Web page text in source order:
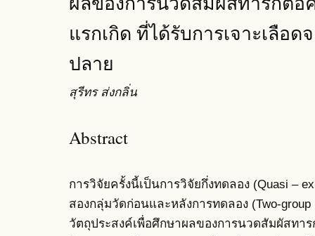
แรกเกิด ที่ได้รับการเจาะเลือ
ปลาย
สุรีทร ส่งกลิ่น
Abstract
การวิจัยครั้งนี้เป็นการวิจัยกึ่งทดลอง (Quasi –
สองกลุ่มวัดก่อนและหลังการทดลอง (Two-group
วัตถุประสงค์เพื่อศึกษาผลของการนวดสัมผัสทา